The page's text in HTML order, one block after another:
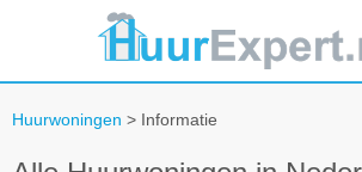
Huurwoningen > Informatie